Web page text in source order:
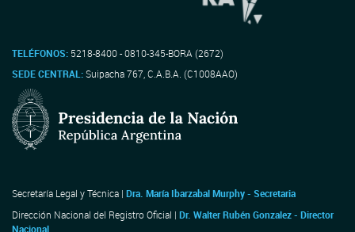
TELÉFONOS: 5218-8400 - 0810-345-BORA (2672)
SEDE CENTRAL:Suipacha 767, C.A.B.A. (C1008AAO)
Secretaría Legal y Técnica | Dra. María Ibarzabal Murphy - Secretaria
Dirección Nacional del Registro Oficial | Dr. Walter Rubén Gonzalez - Director
Nacional